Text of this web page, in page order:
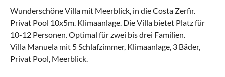
Wunderschöne Villa mit Meerblick, in die Costa Zerfir.
Privat Pool 10x5m. Klimaanlage. Die Villa bietet Platz für
10-12 Personen. Optimal für zwei bis drei Familien.
Villa Manuela mit 5 Schlafzimmer, Klimaanlage, 3 Bäder,
Privat Pool, Meerblick.